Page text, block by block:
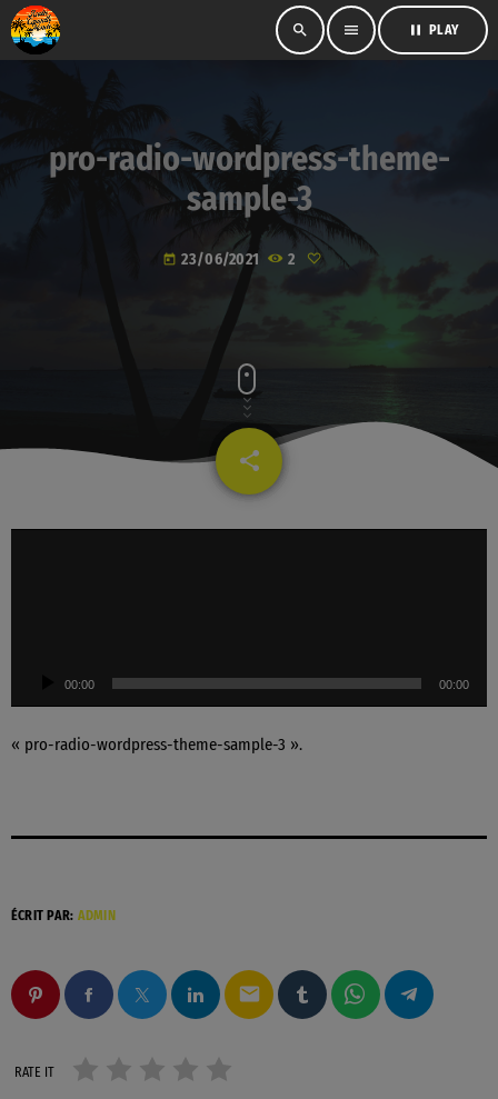
search menu pause PLAY
pro-radio-wordpress-theme-
sample-3
today 23/06/2021 2
share
email
u
00:00 00:00
« pro-radio-wordpress-theme-sample-3 ».
ÉCRIT PAR: ADMIN
email
RATE IT